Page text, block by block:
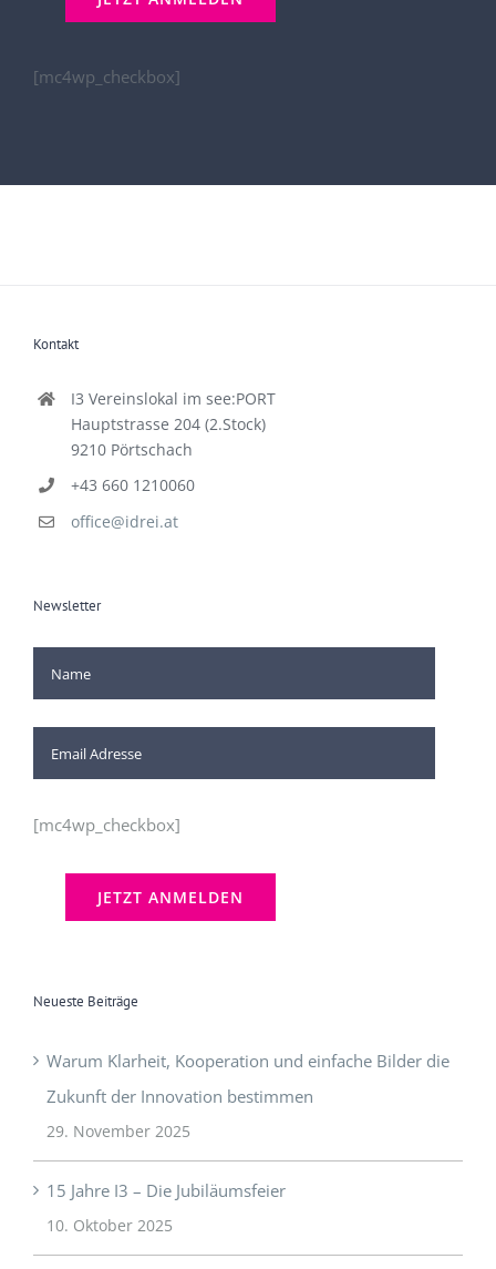
[mc4wp_checkbox]
Kontakt
I3 Vereinslokal im see:PORT
Hauptstrasse 204 (2.Stock)
9210 Pörtschach
+43 660 1210060
office@idrei.at
Newsletter
[mc4wp_checkbox]
Neueste Beiträge
Warum Klarheit, Kooperation und einfache Bilder die
Zukunft der Innovation bestimmen
29. November 2025
15 Jahre I3 – Die Jubiläumsfeier
10. Oktober 2025